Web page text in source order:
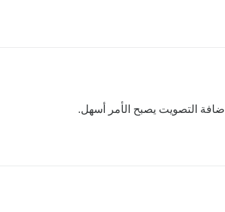
التصويت يصبح الأمر أسهل.